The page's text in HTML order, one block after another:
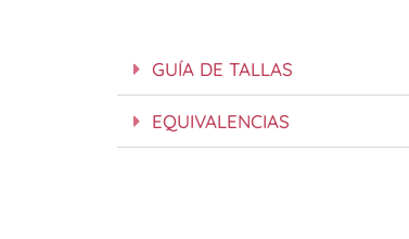
GUÍA DE TALLAS
EQUIVALENCIAS